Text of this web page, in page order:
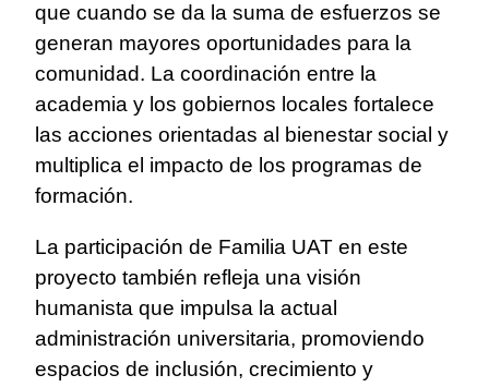
que cuando se da la suma de esfuerzos se
generan mayores oportunidades para la
comunidad. La coordinación entre la
academia y los gobiernos locales fortalece
las acciones orientadas al bienestar social y
multiplica el impacto de los programas de
formación.
La participación de Familia UAT en este
proyecto también refleja una visión
humanista que impulsa la actual
administración universitaria, promoviendo
espacios de inclusión, crecimiento y